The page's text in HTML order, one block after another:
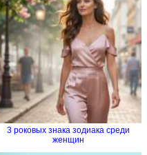
3 роковых знака зодиака среди
женщин